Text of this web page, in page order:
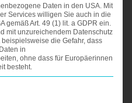
ersten Entwurf zum
im offenen Word-
für Fragen zur
Feedback und Ihre
Daten in den USA. Mit
Services willigen Sie auch in die
gemäß Art. 49 (1) lit. a GDPR ein.
mit unzureichendem Datenschutz
die Gefahr, dass
in
ohne dass für Europäerinnen
besteht.
Gruppen, für die